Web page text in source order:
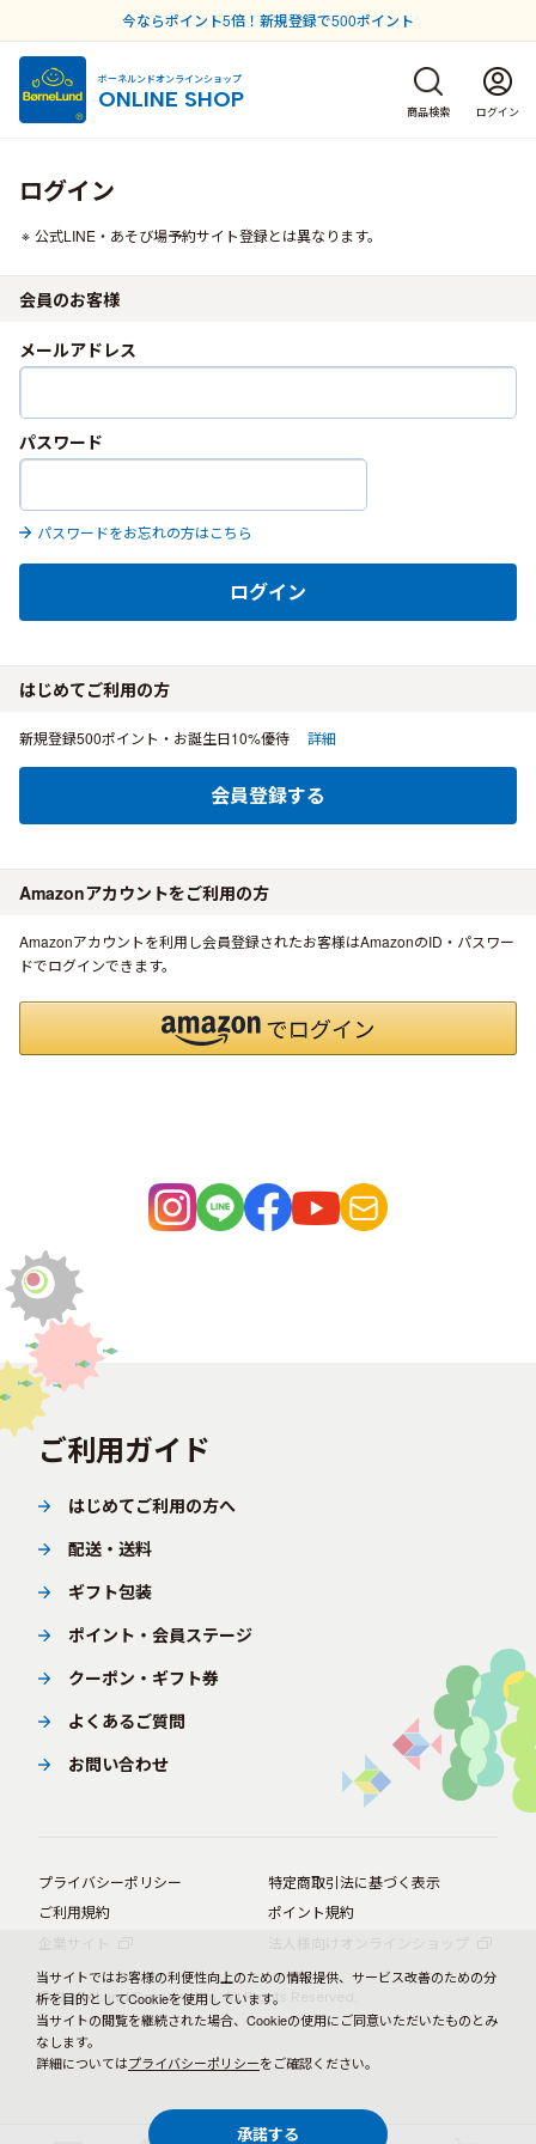
今ならポイント5倍！新規登録で500ポイント
ボーネルンドオンラインショップ
ONLINE SHOP 商品検索 ログイン
ログイン
公式LINE・あそび場予約サイト登録とは異なります。
会員のお客様
メールアドレス
パスワード
パスワードをお忘れの方はこちら
ログイン
はじめてご利用の方
新規登録500ポイント・お誕生日10%優待 詳細
会員登録する
Amazonアカウントをご利用の方
Amazonアカウントを利用し会員登録されたお客様はAmazonのID・パスワー
ドでログインできます。
ご利用ガイド
はじめてご利用の方へ
配送・送料
ギフト包装
ポイント・会員ステージ
クーポン・ギフト券
よくあるご質問
お問い合わせ
プライバシーポリシー
特定商取引法に基づく表示
ご利用規約
ポイント規約
© BørneLund Corporation. All Rights Reserved.
当サイトではお客様の利便性向上のための情報提供、サービス改善のための分
析を目的としてCookieを使用しています。
当サイトの閲覧を継続された場合、Cookieの使用にご同意いただいたものとみ
なします。
詳細についてはプライバシーポリシーをご確認ください。
承諾する